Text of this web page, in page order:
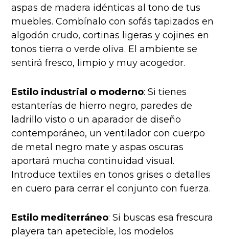
aspas de madera idénticas al tono de tus
muebles. Combínalo con sofás tapizados en
algodón crudo, cortinas ligeras y cojines en
tonos tierra o verde oliva. El ambiente se
sentirá fresco, limpio y muy acogedor.
Estilo industrial o moderno: Si tienes
estanterías de hierro negro, paredes de
ladrillo visto o un aparador de diseño
contemporáneo, un ventilador con cuerpo
de metal negro mate y aspas oscuras
aportará mucha continuidad visual.
Introduce textiles en tonos grises o detalles
en cuero para cerrar el conjunto con fuerza.
Estilo mediterráneo: Si buscas esa frescura
playera tan apetecible, los modelos